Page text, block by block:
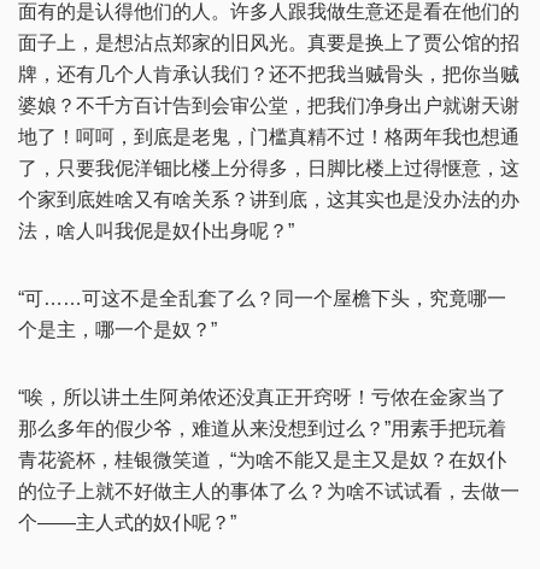
面有的是认得他们的人。许多人跟我做生意还是看在他们的
面子上，是想沾点郑家的旧风光。真要是换上了贾公馆的招
牌，还有几个人肯承认我们？还不把我当贼骨头，把你当贼
婆娘？不千方百计告到会审公堂，把我们净身出户就谢天谢
地了！呵呵，到底是老鬼，门槛真精不过！格两年我也想通
了，只要我伲洋钿比楼上分得多，日脚比楼上过得惬意，这
个家到底姓啥又有啥关系？讲到底，这其实也是没办法的办
法，啥人叫我伲是奴仆出身呢？”
“可……可这不是全乱套了么？同一个屋檐下头，究竟哪一
个是主，哪一个是奴？”
“唉，所以讲土生阿弟侬还没真正开窍呀！亏侬在金家当了
那么多年的假少爷，难道从来没想到过么？”用素手把玩着
青花瓷杯，桂银微笑道，“为啥不能又是主又是奴？在奴仆
的位子上就不好做主人的事体了么？为啥不试试看，去做一
个——主人式的奴仆呢？”